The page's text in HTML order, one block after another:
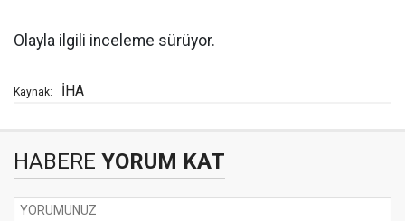
Olayla ilgili inceleme sürüyor.
Kaynak: İHA
HABERE YORUM KAT